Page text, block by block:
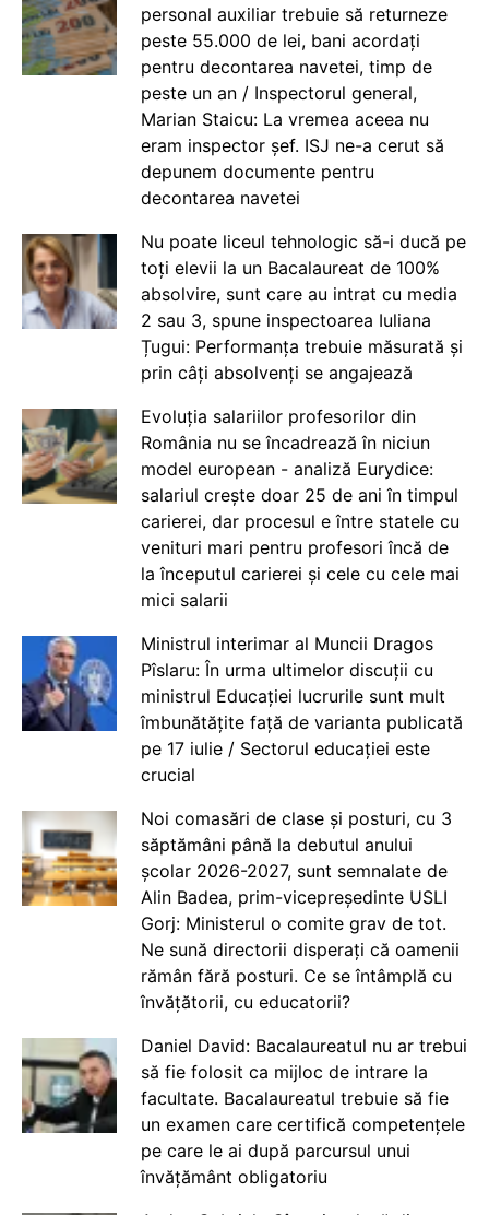
personal auxiliar trebuie să returneze
peste 55.000 de lei, bani acordați
pentru decontarea navetei, timp de
peste un an / Inspectorul general,
Marian Staicu: La vremea aceea nu
eram inspector șef. ISJ ne-a cerut să
depunem documente pentru
decontarea navetei
Nu poate liceul tehnologic să-i ducă pe
toți elevii la un Bacalaureat de 100%
absolvire, sunt care au intrat cu media
2 sau 3, spune inspectoarea Iuliana
Țugui: Performanța trebuie măsurată și
prin câți absolvenți se angajează
Evoluția salariilor profesorilor din
România nu se încadrează în niciun
model european - analiză Eurydice:
salariul crește doar 25 de ani în timpul
carierei, dar procesul e între statele cu
venituri mari pentru profesori încă de
la începutul carierei și cele cu cele mai
mici salarii
Ministrul interimar al Muncii Dragos
Pîslaru: În urma ultimelor discuții cu
ministrul Educației lucrurile sunt mult
îmbunătățite față de varianta publicată
pe 17 iulie / Sectorul educației este
crucial
Noi comasări de clase și posturi, cu 3
săptămâni până la debutul anului
școlar 2026-2027, sunt semnalate de
Alin Badea, prim-vicepreședinte USLI
Gorj: Ministerul o comite grav de tot.
Ne sună directorii disperați că oamenii
rămân fără posturi. Ce se întâmplă cu
învățătorii, cu educatorii?
Daniel David: Bacalaureatul nu ar trebui
să fie folosit ca mijloc de intrare la
facultate. Bacalaureatul trebuie să fie
un examen care certifică competențele
pe care le ai după parcursul unui
învățământ obligatoriu